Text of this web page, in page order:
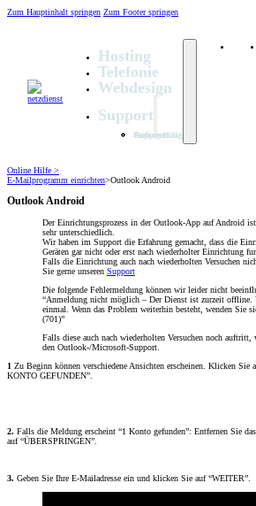
Zum Hauptinhalt springen Zum Footer springen
Hosting
Telefonie
Webdesign
Support
Online Hilfe
Fernwartung
Support Anfragen
Online Hilfe >
E-Mailprogramm einrichten>Outlook Android
Outlook Android
Der Einrichtungsprozess in der Outlook-App auf Android
sehr unterschiedlich.
Wir haben im Support die Erfahrung gemacht, dass die
Geräten gar nicht oder erst nach wiederholter Einrichtung
Falls die Einrichtung auch nach wiederholten Versuchen
Sie gerne unseren Support
Die folgende Fehlermeldung können wir leider nicht
“Anmeldung nicht möglich – Der Dienst ist zurzeit offline.
einmal. Wenn das Problem weiterhin besteht, wenden Sie
(701)”
Falls diese auch nach wiederholten Versuchen noch auftritt,
den Outlook-/Microsoft-Support.
1 Zu Beginn können verschiedene Ansichten erscheinen. Klicken Sie
KONTO GEFUNDEN”.
2. Falls die Meldung erscheint “1 Konto gefunden”: Entfernen Sie
auf “ÜBERSPRINGEN”.
3. Geben Sie Ihre E-Mailadresse ein und klicken Sie auf “WEITER”.